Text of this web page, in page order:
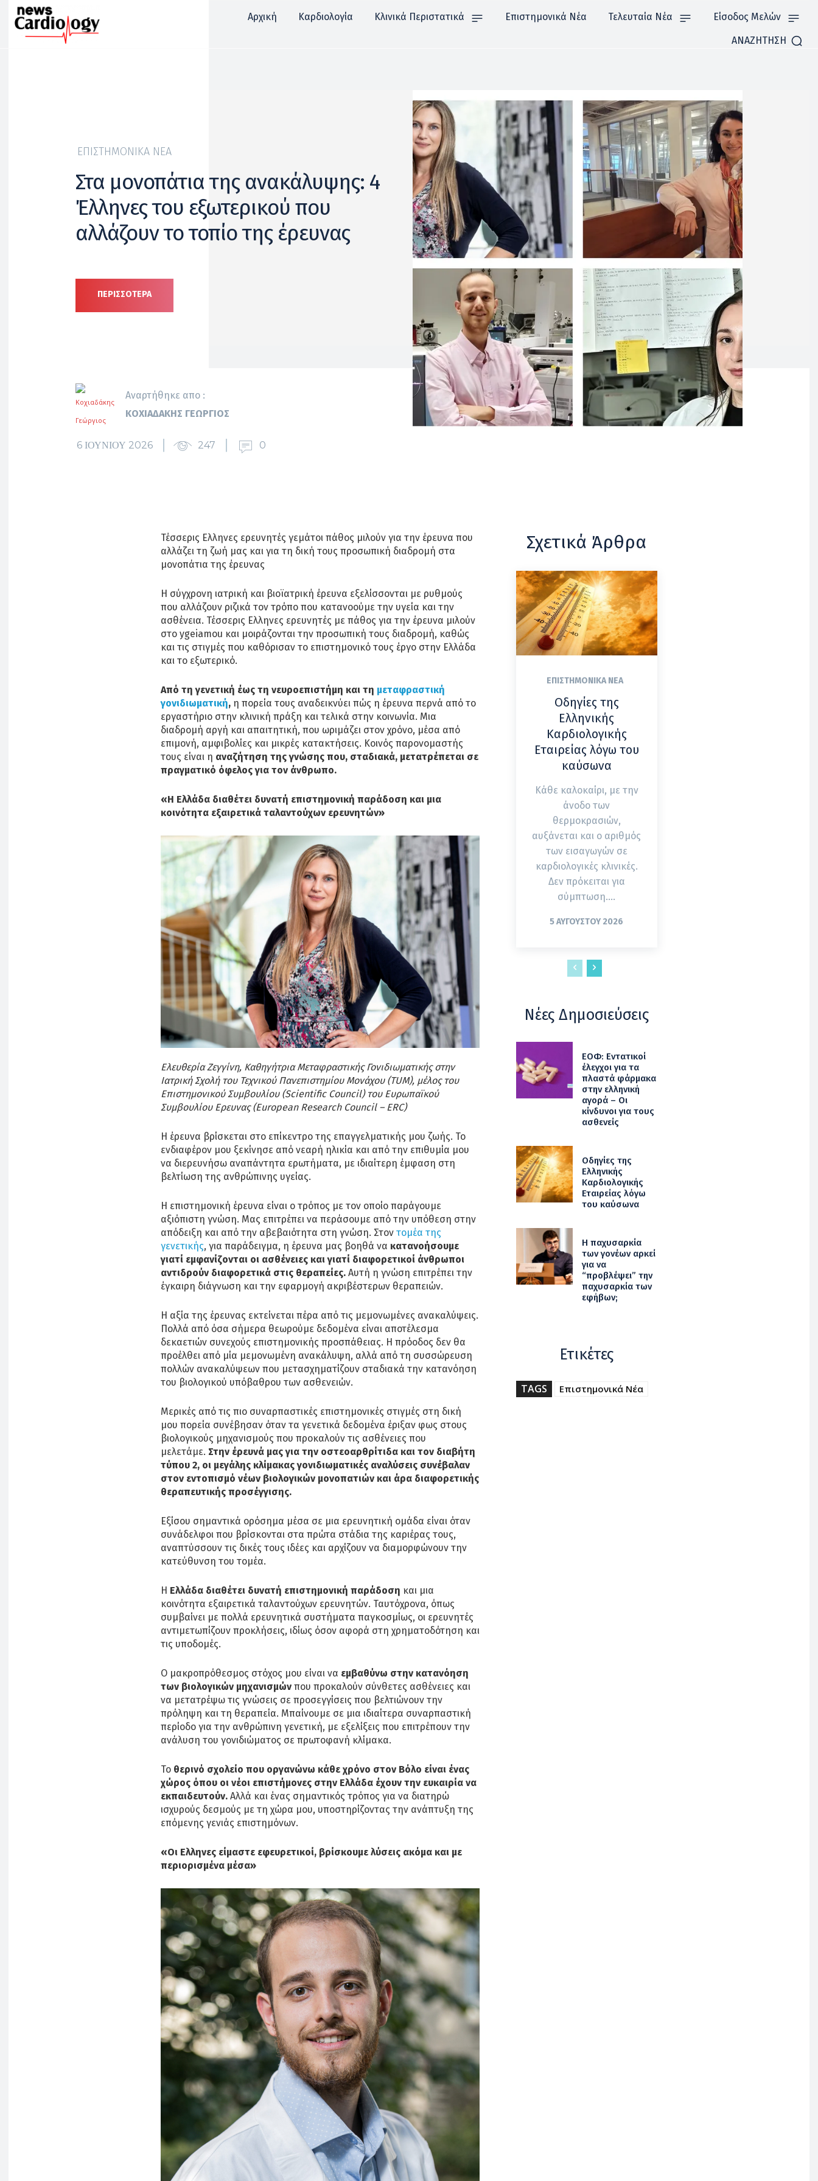
Αρχική Καρδιολογία Κλινικά Περιστατικά Επιστημονικά Νέα Τελευταία Νέα Είσοδος Μελών
ΑΝΑΖΗΤΗΣΗ
ΕΠΙΣΤΗΜΟΝΙΚΆ ΝΈΑ
Στα μονοπάτια της ανακάλυψης: 4
Έλληνες του εξωτερικού που
αλλάζουν το τοπίο της έρευνας
ΠΕΡΙΣΣΟΤΕΡΑ
Αναρτήθηκε απο :
ΚΟΧΙΑΔΆΚΗΣ ΓΕΏΡΓΙΟΣ
6 ΙΟΥΝΊΟΥ 2026 247 0
Τέσσερις Eλληνες ερευνητές γεμάτοι πάθος μιλούν για την έρευνα που
αλλάζει τη ζωή μας και για τη δική τους προσωπική διαδρομή στα
μονοπάτια της έρευνας
Η σύγχρονη ιατρική και βιοϊατρική έρευνα εξελίσσονται με ρυθμούς
που αλλάζουν ριζικά τον τρόπο που κατανοούμε την υγεία και την
ασθένεια. Τέσσερις Eλληνες ερευνητές με πάθος για την έρευνα μιλούν
στο ygeiamou και μοιράζονται την προσωπική τους διαδρομή, καθώς
και τις στιγμές που καθόρισαν το επιστημονικό τους έργο στην Ελλάδα
και το εξωτερικό.
Από τη γενετική έως τη νευροεπιστήμη και τη μεταφραστική
γονιδιωματική, η πορεία τους αναδεικνύει πώς η έρευνα περνά από το
εργαστήριο στην κλινική πράξη και τελικά στην κοινωνία. Μια
διαδρομή αργή και απαιτητική, που ωριμάζει στον χρόνο, μέσα από
επιμονή, αμφιβολίες και μικρές κατακτήσεις. Κοινός παρονομαστής
τους είναι η αναζήτηση της γνώσης που, σταδιακά, μετατρέπεται σε
πραγματικό όφελος για τον άνθρωπο.
«Η Ελλάδα διαθέτει δυνατή επιστημονική παράδοση και μια
κοινότητα εξαιρετικά ταλαντούχων ερευνητών»
Ελευθερία Ζεγγίνη, Καθηγήτρια Μεταφραστικής Γονιδιωματικής στην
Ιατρική Σχολή του Τεχνικού Πανεπιστημίου Μονάχου (TUM), μέλος του
Επιστημονικού Συμβουλίου (Scientific Council) του Ευρωπαϊκού
Συμβουλίου Eρευνας (European Research Council – ERC)
Η έρευνα βρίσκεται στο επίκεντρο της επαγγελματικής μου ζωής. Το
ενδιαφέρον μου ξεκίνησε από νεαρή ηλικία και από την επιθυμία μου
να διερευνήσω αναπάντητα ερωτήματα, με ιδιαίτερη έμφαση στη
βελτίωση της ανθρώπινης υγείας.
Η επιστημονική έρευνα είναι ο τρόπος με τον οποίο παράγουμε
αξιόπιστη γνώση. Μας επιτρέπει να περάσουμε από την υπόθεση στην
απόδειξη και από την αβεβαιότητα στη γνώση. Στον τομέα της
γενετικής, για παράδειγμα, η έρευνα μας βοηθά να κατανοήσουμε
γιατί εμφανίζονται οι ασθένειες και γιατί διαφορετικοί άνθρωποι
αντιδρούν διαφορετικά στις θεραπείες. Αυτή η γνώση επιτρέπει την
έγκαιρη διάγνωση και την εφαρμογή ακριβέστερων θεραπειών.
Η αξία της έρευνας εκτείνεται πέρα από τις μεμονωμένες ανακαλύψεις.
Πολλά από όσα σήμερα θεωρούμε δεδομένα είναι αποτέλεσμα
δεκαετιών συνεχούς επιστημονικής προσπάθειας. Η πρόοδος δεν θα
προέλθει από μία μεμονωμένη ανακάλυψη, αλλά από τη συσσώρευση
πολλών ανακαλύψεων που μετασχηματίζουν σταδιακά την κατανόηση
του βιολογικού υπόβαθρου των ασθενειών.
Μερικές από τις πιο συναρπαστικές επιστημονικές στιγμές στη δική
μου πορεία συνέβησαν όταν τα γενετικά δεδομένα έριξαν φως στους
βιολογικούς μηχανισμούς που προκαλούν τις ασθένειες που
μελετάμε. Στην έρευνά μας για την οστεοαρθρίτιδα και τον διαβήτη
τύπου 2, οι μεγάλης κλίμακας γονιδιωματικές αναλύσεις συνέβαλαν
στον εντοπισμό νέων βιολογικών μονοπατιών και άρα διαφορετικής
θεραπευτικής προσέγγισης.
Εξίσου σημαντικά ορόσημα μέσα σε μια ερευνητική ομάδα είναι όταν
συνάδελφοι που βρίσκονται στα πρώτα στάδια της καριέρας τους,
αναπτύσσουν τις δικές τους ιδέες και αρχίζουν να διαμορφώνουν την
κατεύθυνση του τομέα.
Η Ελλάδα διαθέτει δυνατή επιστημονική παράδοση και μια
κοινότητα εξαιρετικά ταλαντούχων ερευνητών. Ταυτόχρονα, όπως
συμβαίνει με πολλά ερευνητικά συστήματα παγκοσμίως, οι ερευνητές
αντιμετωπίζουν προκλήσεις, ιδίως όσον αφορά στη χρηματοδότηση και
τις υποδομές.
Ο μακροπρόθεσμος στόχος μου είναι να εμβαθύνω στην κατανόηση
των βιολογικών μηχανισμών που προκαλούν σύνθετες ασθένειες και
να μετατρέψω τις γνώσεις σε προσεγγίσεις που βελτιώνουν την
πρόληψη και τη θεραπεία. Μπαίνουμε σε μια ιδιαίτερα συναρπαστική
περίοδο για την ανθρώπινη γενετική, με εξελίξεις που επιτρέπουν την
ανάλυση του γονιδιώματος σε πρωτοφανή κλίμακα.
Το θερινό σχολείο που οργανώνω κάθε χρόνο στον Βόλο είναι ένας
χώρος όπου οι νέοι επιστήμονες στην Ελλάδα έχουν την ευκαιρία να
εκπαιδευτούν. Αλλά και ένας σημαντικός τρόπος για να διατηρώ
ισχυρούς δεσμούς με τη χώρα μου, υποστηρίζοντας την ανάπτυξη της
επόμενης γενιάς επιστημόνων.
«Οι Ελληνες είμαστε εφευρετικοί, βρίσκουμε λύσεις ακόμα και με
περιορισμένα μέσα»
Σχετικά Άρθρα
ΕΠΙΣΤΗΜΟΝΙΚΆ ΝΈΑ
Οδηγίες της
Ελληνικής
Καρδιολογικής
Εταιρείας λόγω του
καύσωνα
Κάθε καλοκαίρι, με την
άνοδο των
θερμοκρασιών,
αυξάνεται και ο αριθμός
των εισαγωγών σε
καρδιολογικές κλινικές.
Δεν πρόκειται για
σύμπτωση....
5 ΑΥΓΟΎΣΤΟΥ 2026
Νέες Δημοσιεύσεις
ΕΟΦ: Εντατικοί
έλεγχοι για τα
πλαστά φάρμακα
στην ελληνική
αγορά – Οι
κίνδυνοι για τους
ασθενείς
Οδηγίες της
Ελληνικής
Καρδιολογικής
Εταιρείας λόγω
του καύσωνα
Η παχυσαρκία
των γονέων αρκεί
για να
“προβλέψει” την
παχυσαρκία των
εφήβων;
Ετικέτες
TAGS Επιστημονικά Νέα